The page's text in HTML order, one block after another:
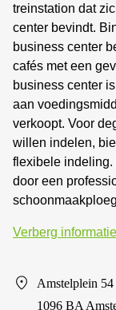
treinstation dat
center bevindt.
business center
cafés met een
business center
aan
verkoopt. Voor
willen indelen,
flexibele indeling.
door een
Verberg informatie
Amstelplein 54
1096 BA